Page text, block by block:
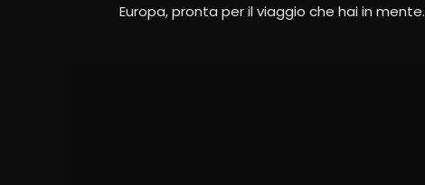
Europa, pronta per il viaggio che hai in mente.